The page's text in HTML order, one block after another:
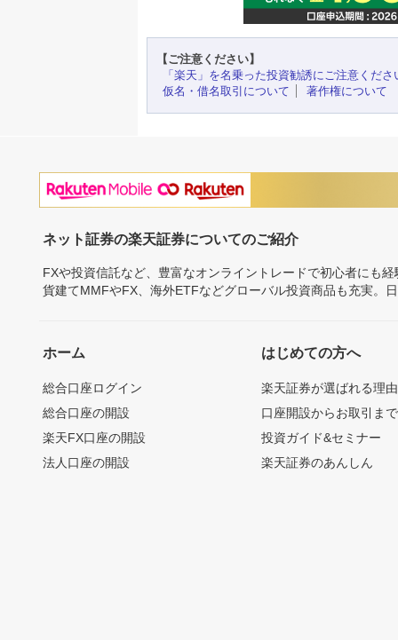
【ご注意ください】
「楽天」を名乗った投資勧誘にご注意くださ
仮名・借名取引について
著作権について
ネット証券の楽天証券についてのご紹介
FXや投資信託など、豊富なオンライントレードで初心者にも
貨建てMMFやFX、海外ETFなどグローバル投資商品も充実。
ホーム
総合口座ログイン
総合口座の開設
楽天FX口座の開設
法人口座の開設
はじめての方へ
楽天証券が選ばれる理由
口座開設からお取引ま
投資ガイド&セミナー
楽天証券のあんしん